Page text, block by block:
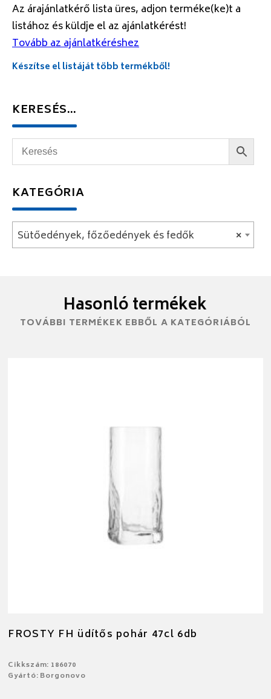
Az árajánlatkérő lista üres, adjon terméke(ke)t a
listához és küldje el az ajánlatkérést!
Tovább az ajánlatkéréshez
Készítse el listáját több termékből!
KERESÉS…
KATEGÓRIA
×
Sütőedények, főzőedények és fedők
Hasonló termékek
TOVÁBBI TERMÉKEK EBBŐL A KATEGÓRIÁBÓL
FROSTY FH üdítős pohár 47cl 6db
Cikkszám: 186070
Gyártó: Borgonovo